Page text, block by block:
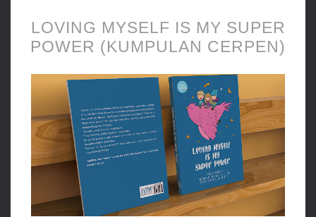
LOVING MYSELF IS MY SUPER
POWER (KUMPULAN CERPEN)